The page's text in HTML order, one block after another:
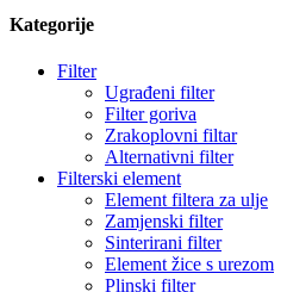
Kategorije
Filter
Ugrađeni filter
Filter goriva
Zrakoplovni filtar
Alternativni filter
Filterski element
Element filtera za ulje
Zamjenski filter
Sinterirani filter
Element žice s urezom
Plinski filter